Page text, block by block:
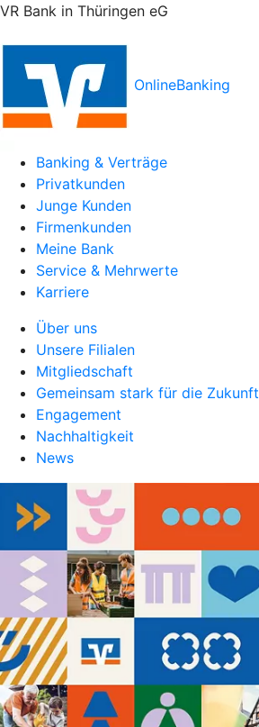
VR Bank in Thüringen eG
OnlineBanking
Banking & Verträge
Privatkunden
Junge Kunden
Firmenkunden
Meine Bank
Service & Mehrwerte
Karriere
Über uns
Unsere Filialen
Mitgliedschaft
Gemeinsam stark für die Zukunft
Engagement
Nachhaltigkeit
News